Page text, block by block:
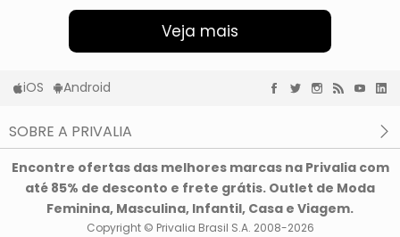
Veja mais
iOS Android
SOBRE A PRIVALIA
Privacidade e Cookies
Condições de uso
Encontre ofertas das melhores marcas na Privalia com
até 85% de desconto e frete grátis. Outlet de Moda
Feminina, Masculina, Infantil, Casa e Viagem.
Copyright © Privalia Brasil S.A. 2008-2026